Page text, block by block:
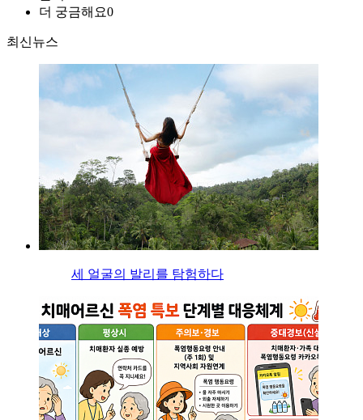
더 궁금해요0
최신뉴스
세 얼굴의 발리를 탐험하다